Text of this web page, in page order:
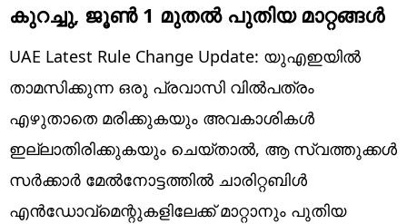
Lifestyle
world
Technology
Religion
Web Story
കുറച്ചു, ജൂൺ 1 മുതൽ പുതിയ മാറ്റങ്ങൾ
UAE Latest Rule Change Update: യുഎഇയിൽ
താമസിക്കുന്ന ഒരു പ്രവാസി വിൽപത്രം
എഴുതാതെ മരിക്കുകയും അവകാശികൾ
ഇല്ലാതിരിക്കുകയും ചെയ്താൽ, ആ സ്വത്തുക്കൾ
സർക്കാർ മേൽനോട്ടത്തിൽ ചാരിറ്റബിൾ
എൻഡോവ്‌മെന്റുകളിലേക്ക് മാറ്റാനും പുതിയ